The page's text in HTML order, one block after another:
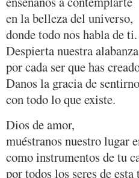
en la belleza del universo,
donde todo nos habla de ti.
Despierta nuestra
por cada ser que has
Danos la gracia de
con todo lo que existe.
Dios de amor,
muéstranos nuestro lugar
como instrumentos de tu
por todos los seres de